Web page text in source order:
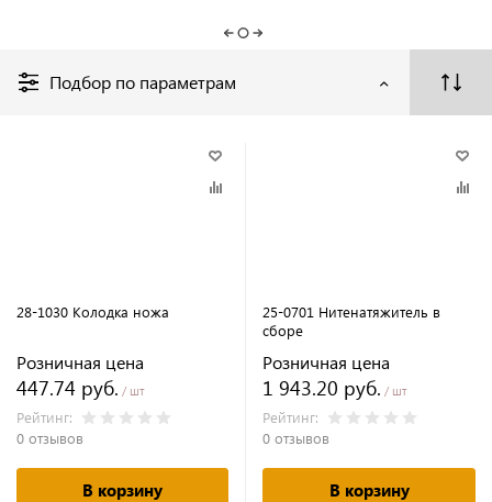
Подбор по параметрам
28-1030 Колодка ножа
Розничная цена
447.74 руб. / шт
Рейтинг:
0 отзывов
В корзину
25-0701 Нитенатяжитель в
сборе
Розничная цена
1 943.20 руб. / шт
Рейтинг:
0 отзывов
В корзину